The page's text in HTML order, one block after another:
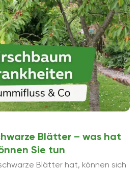
Blätter – was hat
Sie tun
Blätter hat, können sich